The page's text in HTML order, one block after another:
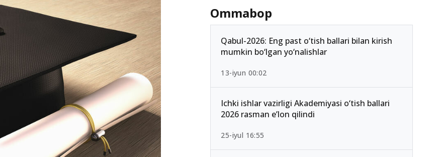
Ommabop
Qabul-2026: Eng past o‘tish ballari bilan kirish
mumkin bo‘lgan yo‘nalishlar
13-iyun 00:02
Ichki ishlar vazirligi Akademiyasi o‘tish ballari
2026 rasman e’lon qilindi
25-iyul 16:55